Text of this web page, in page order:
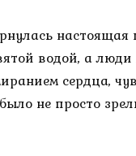
водой, а
сердца,
не просто